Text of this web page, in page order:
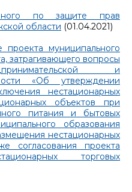
по защите прав
области (01.04.2021)
муниципального
затрагивающего вопросы
и
«Об утверждении
нестационарных
объектов при
питания и бытовых
образования
нестационарных
согласования проекта
торговых